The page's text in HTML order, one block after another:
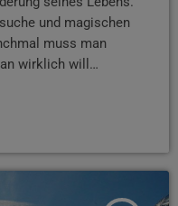
und magischen
muss man
wirklich will…